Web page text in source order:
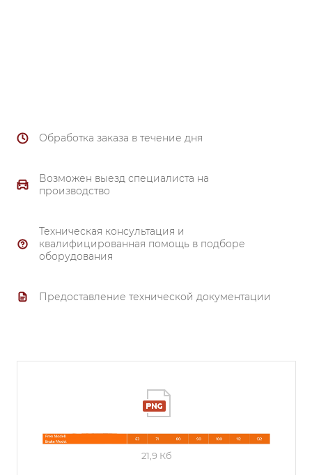
Обработка заказа в течение дня
Возможен выезд специалиста на
производство
Техническая консультация и
квалифицированная помощь в подборе
оборудования
Предоставление технической документации
21,9 Кб